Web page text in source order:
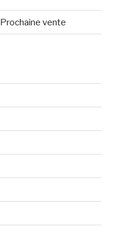
Prochaine vente